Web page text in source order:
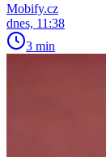
Mobify.cz
dnes, 11:38
3 min